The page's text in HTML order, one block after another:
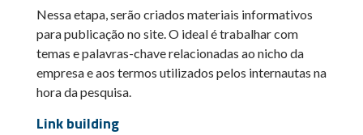
Nessa etapa, serão criados materiais informativos
para publicação no site. O ideal é trabalhar com
temas e palavras-chave relacionadas ao nicho da
empresa e aos termos utilizados pelos internautas na
hora da pesquisa.
Link building